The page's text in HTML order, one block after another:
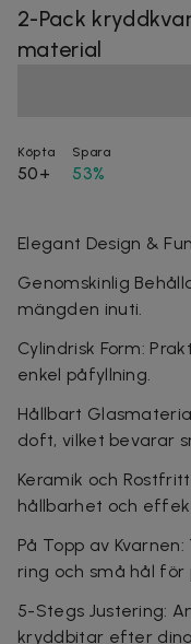
2-Pack
material
Köpta
50+
Spara
53%
Elegant Design &
Genomskinlig
mängden inuti.
Cylindrisk Form:
enkel påfyllning.
Hållbart
doft, vilket bevarar
Keramik och
hållbarhet och
På Topp av
ring och små hål för
5-Stegs Justering:
kryddbitar efter